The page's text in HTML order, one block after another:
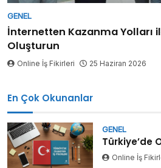
GENEL
İnternetten Kazanma Yolları
Oluşturun
Online İş Fikirleri 25 Haziran 2026
En Çok Okunanlar
GENEL
Türkiye’de
Online İş